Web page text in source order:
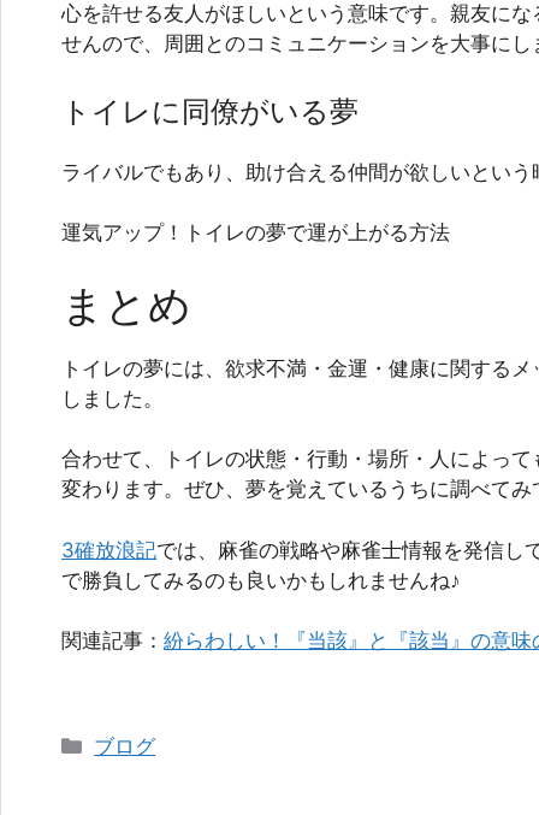
心を許せる友人がほしいという意味です。親友に
せんので、周囲とのコミュニケーションを大事にし
トイレに同僚がいる夢
ライバルでもあり、助け合える仲間が欲しいという
運気アップ！トイレの夢で運が上がる方法
まとめ
トイレの夢には、欲求不満・金運・健康に関する
しました。
合わせて、トイレの状態・行動・場所・人によっ
変わります。ぜひ、夢を覚えているうちに調べてみ
3確放浪記では、麻雀の戦略や麻雀士情報を発信し
で勝負してみるのも良いかもしれませんね♪
関連記事： 紛らわしい！『当該』と『該当』の意
カ
ブログ